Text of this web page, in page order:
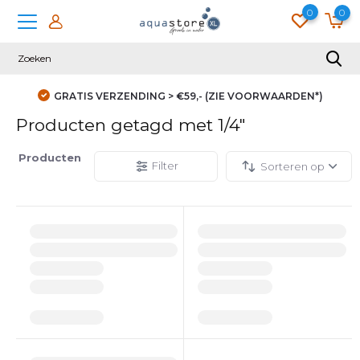
0 0
GRATIS VERZENDING > €59,- (ZIE VOORWAARDEN*)
Producten getagd met 1/4"
Producten
Filter Sorteren op